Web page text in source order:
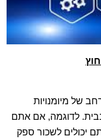
של מיומנויות
בבית. לדוגמה, אם אתם
יכולים לשכור ספק